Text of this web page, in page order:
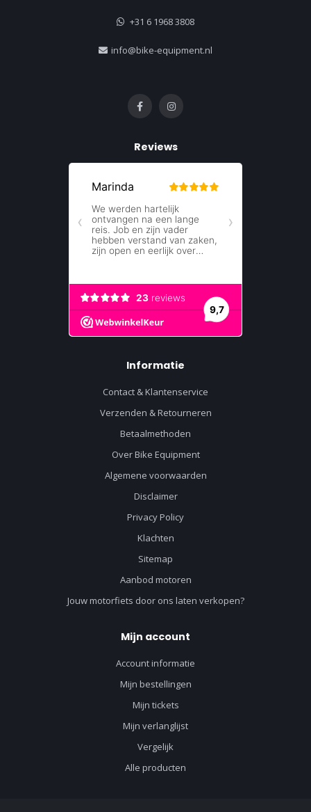
+31 6 1968 3808
info@bike-equipment.nl
Reviews
Informatie
Contact & Klantenservice
Verzenden & Retourneren
Betaalmethoden
Over Bike Equipment
Algemene voorwaarden
Disclaimer
Privacy Policy
Klachten
Sitemap
Aanbod motoren
Jouw motorfiets door ons laten verkopen?
Mijn account
Account informatie
Mijn bestellingen
Mijn tickets
Mijn verlanglijst
Vergelijk
Alle producten